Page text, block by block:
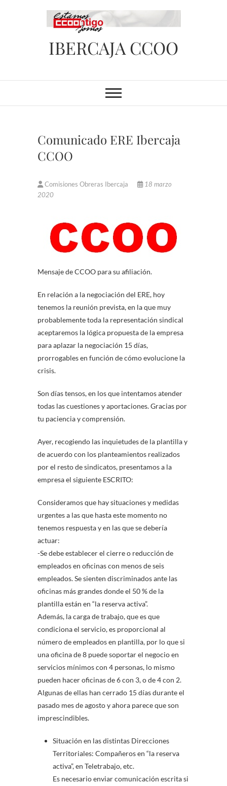
IBERCAJA CCOO
Comunicado ERE Ibercaja
CCOO
Comisiones Obreras Ibercaja
18 marzo
2020
Mensaje de CCOO para su afiliación.
En relación a la negociación del ERE, hoy
tenemos la reunión prevista, en la que muy
probablemente toda la representación sindical
aceptaremos la lógica propuesta de la empresa
para aplazar la negociación 15 días,
prorrogables en función de cómo evolucione la
crisis.
Son días tensos, en los que intentamos atender
todas las cuestiones y aportaciones. Gracias por
tu paciencia y comprensión.
Ayer, recogiendo las inquietudes de la plantilla y
de acuerdo con los planteamientos realizados
por el resto de sindicatos, presentamos a la
empresa el siguiente ESCRITO:
Consideramos que hay situaciones y medidas
urgentes a las que hasta este momento no
tenemos respuesta y en las que se debería
actuar:
-Se debe establecer el cierre o reducción de
empleados en oficinas con menos de seis
empleados. Se sienten discriminados ante las
oficinas más grandes donde el 50 % de la
plantilla están en “la reserva activa”.
Además, la carga de trabajo, que es que
condiciona el servicio, es proporcional al
número de empleados en plantilla, por lo que si
una oficina de 8 puede soportar el negocio en
servicios mínimos con 4 personas, lo mismo
pueden hacer oficinas de 6 con 3, o de 4 con 2.
Algunas de ellas han cerrado 15 días durante el
pasado mes de agosto y ahora parece que son
imprescindibles.
Situación en las distintas Direcciones
Territoriales: Compañeros en “la reserva
activa”, en Teletrabajo, etc.
Es necesario enviar comunicación escrita si